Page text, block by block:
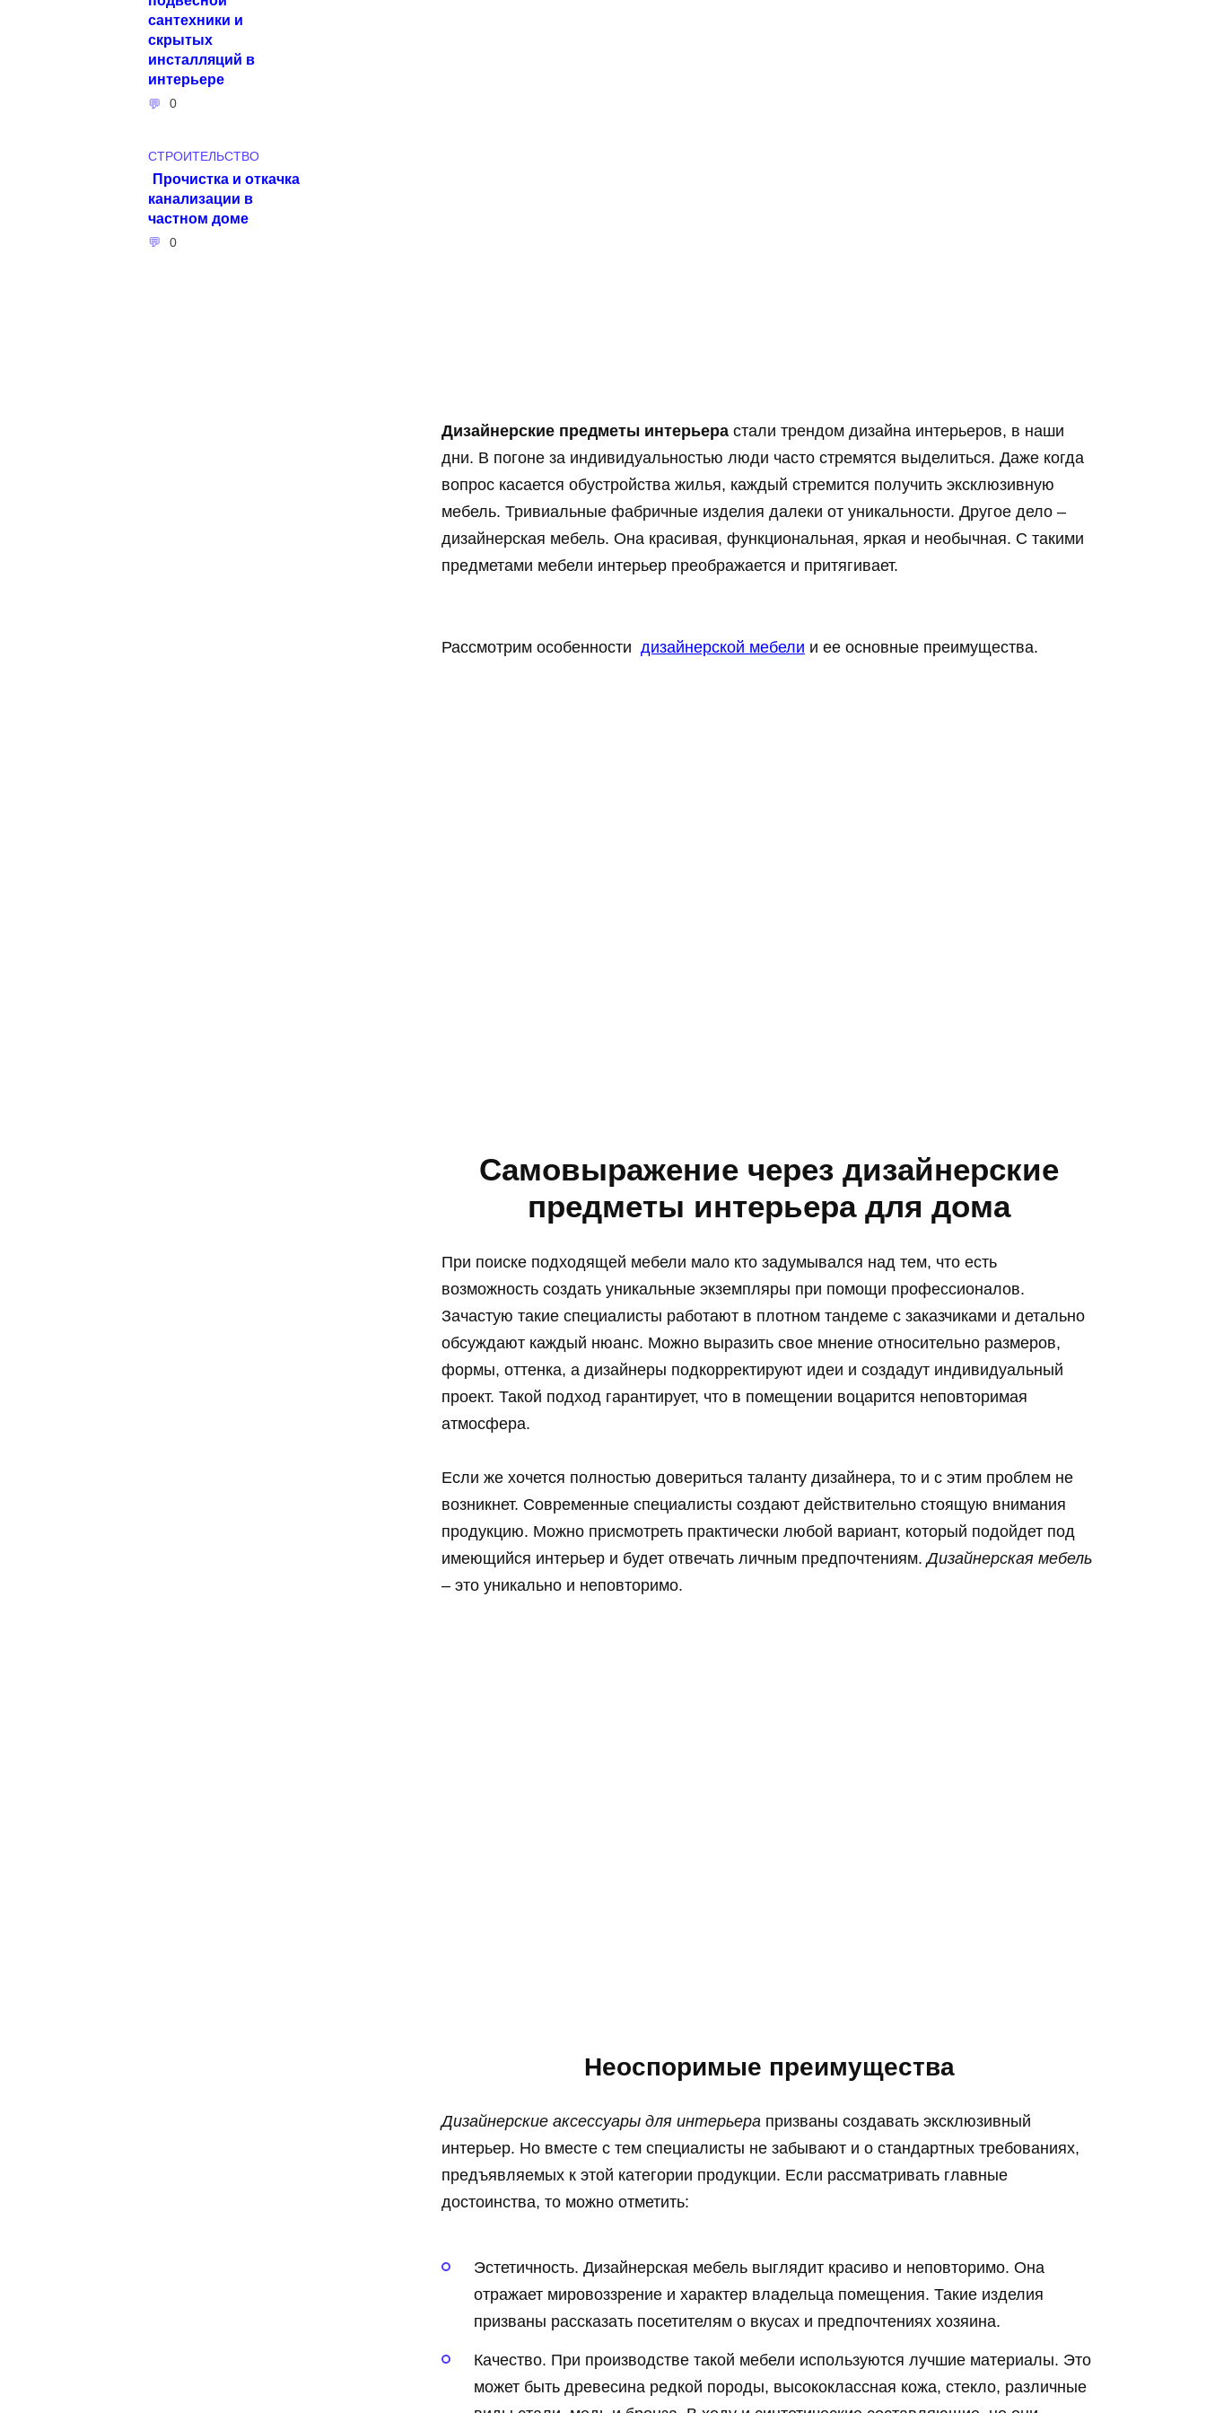
Дизайнерские предметы интерьера стали трендом дизайна интерьеров, в наши
дни. В погоне за индивидуальностью люди часто стремятся выделиться. Даже когда
вопрос касается обустройства жилья, каждый стремится получить эксклюзивную
мебель. Тривиальные фабричные изделия далеки от уникальности. Другое дело –
дизайнерская мебель. Она красивая, функциональная, яркая и необычная. С такими
предметами мебели интерьер преображается и притягивает.
Рассмотрим особенности дизайнерской мебели и ее основные преимущества.
Самовыражение через дизайнерские
предметы интерьера для дома
При поиске подходящей мебели мало кто задумывался над тем, что есть
возможность создать уникальные экземпляры при помощи профессионалов.
Зачастую такие специалисты работают в плотном тандеме с заказчиками и детально
обсуждают каждый нюанс. Можно выразить свое мнение относительно размеров,
формы, оттенка, а дизайнеры подкорректируют идеи и создадут индивидуальный
проект. Такой подход гарантирует, что в помещении воцарится неповторимая
атмосфера.
Если же хочется полностью довериться таланту дизайнера, то и с этим проблем не
возникнет. Современные специалисты создают действительно стоящую внимания
продукцию. Можно присмотреть практически любой вариант, который подойдет под
имеющийся интерьер и будет отвечать личным предпочтениям.Дизайнерская мебель
– это уникально и неповторимо.
Неоспоримые преимущества
Дизайнерские аксессуары для интерьера призваны создавать эксклюзивный
интерьер. Но вместе с тем специалисты не забывают и о стандартных требованиях,
предъявляемых к этой категории продукции. Если рассматривать главные
достоинства, то можно отметить:
Эстетичность. Дизайнерская мебель выглядит красиво и неповторимо. Она
отражает мировоззрение и характер владельца помещения. Такие изделия
призваны рассказать посетителям о вкусах и предпочтениях хозяина.
Качество. При производстве такой мебели используются лучшие материалы. Это
может быть древесина редкой породы, высококлассная кожа, стекло, различные
сантехники и
скрытых
инсталляций в
интерьере
0
СТРОИТЕЛЬСТВО
Прочистка и откачка
канализации в
частном доме
0